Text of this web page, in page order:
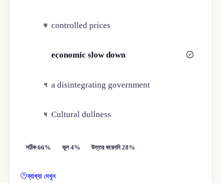
ক controlled prices
economic slow down
গ a disintegrating government
ঘ Cultural dullness
সঠিক 66% ভুল 4% উত্তর করেননি 28%
ব্যাখ্যা দেখুন